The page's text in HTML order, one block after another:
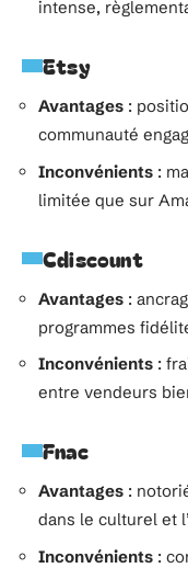
intense,
Etsy
Avantages :
communauté
Inconvénients :
limitée que sur
Cdiscount
Avantages :
programmes
Inconvénients :
entre vendeurs
Fnac
Avantages :
dans le culturel et
Inconvénients :